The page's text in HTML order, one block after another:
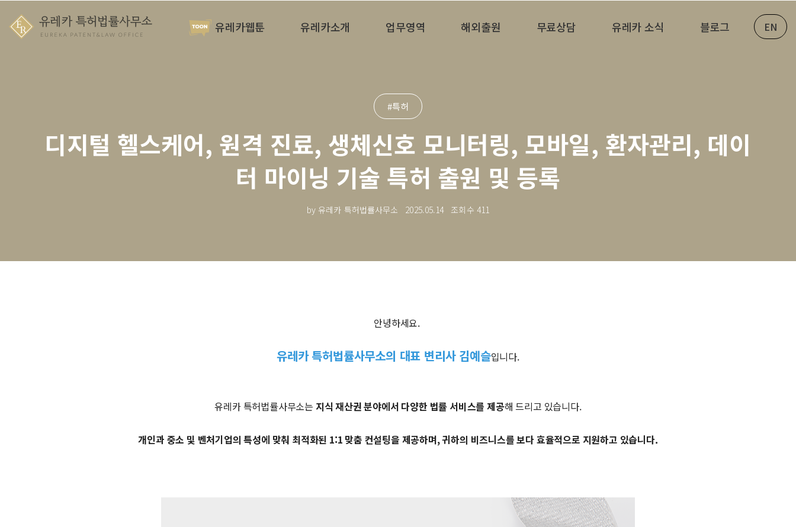
유레카웹툰 유레카소개 업무영역 해외출원 무료상담 유레카 소식 블로그 EN
#특허
디지털 헬스케어, 원격 진료, 생체신호 모니터링, 모바일, 환자관리, 데이
터 마이닝 기술 특허 출원 및 등록
by 유레카 특허법률사무소 2025.05.14 조회수 411
안녕하세요.
유레카 특허법률사무소의 대표 변리사 김예슬입니다.
유레카 특허법률사무소는 지식 재산권 분야에서 다양한 법률 서비스를 제공해 드리고 있습니다.
개인과 중소 및 벤처기업의 특성에 맞춰 최적화된 1:1 맞춤 컨설팅을 제공하며, 귀하의 비즈니스를 보다 효율적으로 지원하고 있습니다.